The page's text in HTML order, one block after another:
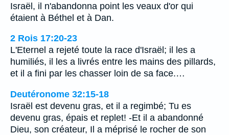
Israël, il n'abandonna point les veaux d'or qui
étaient à Béthel et à Dan.
2 Rois 17:20-23
L'Eternel a rejeté toute la race d'Israël; il les a
humiliés, il les a livrés entre les mains des pillards,
et il a fini par les chasser loin de sa face.…
Deutéronome 32:15-18
Israël est devenu gras, et il a regimbé; Tu es
devenu gras, épais et replet! -Et il a abandonné
Dieu, son créateur, Il a méprisé le rocher de son